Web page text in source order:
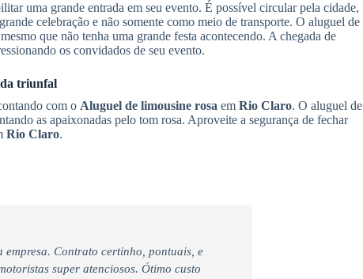
uma grande entrada em seu evento. É possível circular pela cidade,
celebração e não somente como meio de transporte. O aluguel de
que não tenha uma grande festa acontecendo. A chegada de
os convidados de seu evento.
triunfal
com o Aluguel de limousine rosa em Rio Claro. O aluguel de
as apaixonadas pelo tom rosa. Aproveite a segurança de fechar
Rio Claro.
empresa. Contrato certinho, pontuais, e
super atenciosos. Ótimo custo